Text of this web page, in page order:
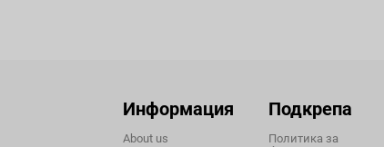
Информация
About us
Подкрепа
Политика за